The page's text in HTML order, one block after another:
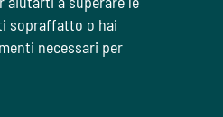
sopraffatto o hai
necessari per